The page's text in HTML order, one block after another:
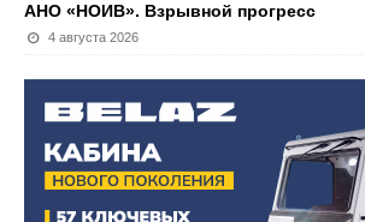
АНО «НОИВ». Взрывной прогресс
4 августа 2026